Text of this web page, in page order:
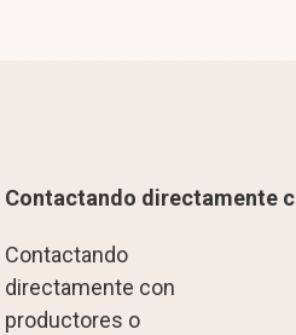
Contactando directamente
Contactando
directamente con
productores o